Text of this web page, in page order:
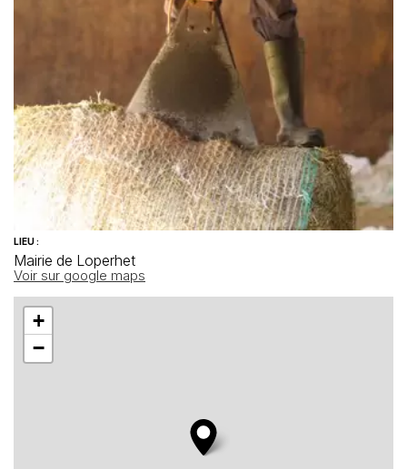
LIEU :
Mairie de Loperhet
Voir sur google maps
+
−